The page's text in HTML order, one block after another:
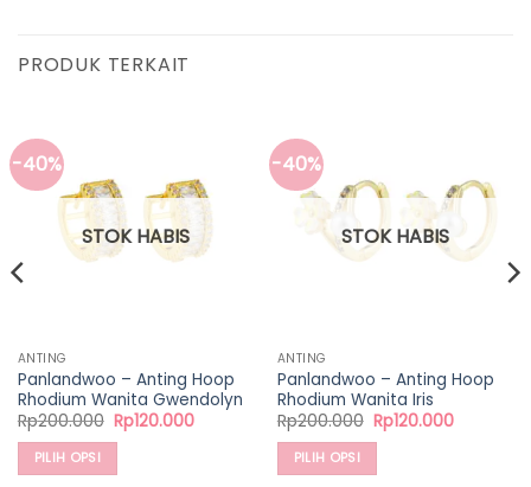
PRODUK TERKAIT
-40%
STOK HABIS
ANTING
Panlandwoo – Anting Hoop
Rhodium Wanita Gwendolyn
Rp200.000 Harga
aslinya
Rp120.000Harga
PILIH OPSI
-40%
STOK HABIS
ANTING
Panlandwoo – Anting Hoop
Rhodium Wanita Iris
Rp200.000 Harga
aslinya
Rp120.000Harga
PILIH OPSI